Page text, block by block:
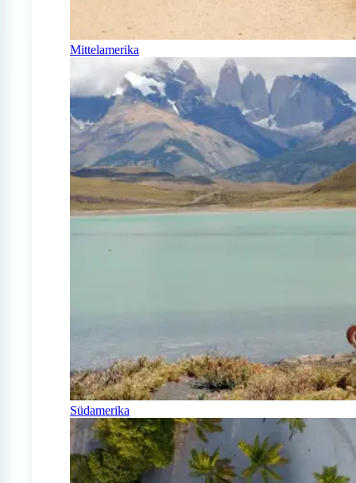
Mittelamerika
Südamerika